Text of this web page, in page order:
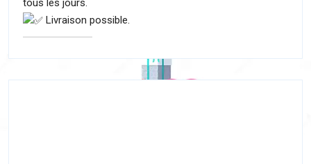
tous les jours.
Livraison possible.